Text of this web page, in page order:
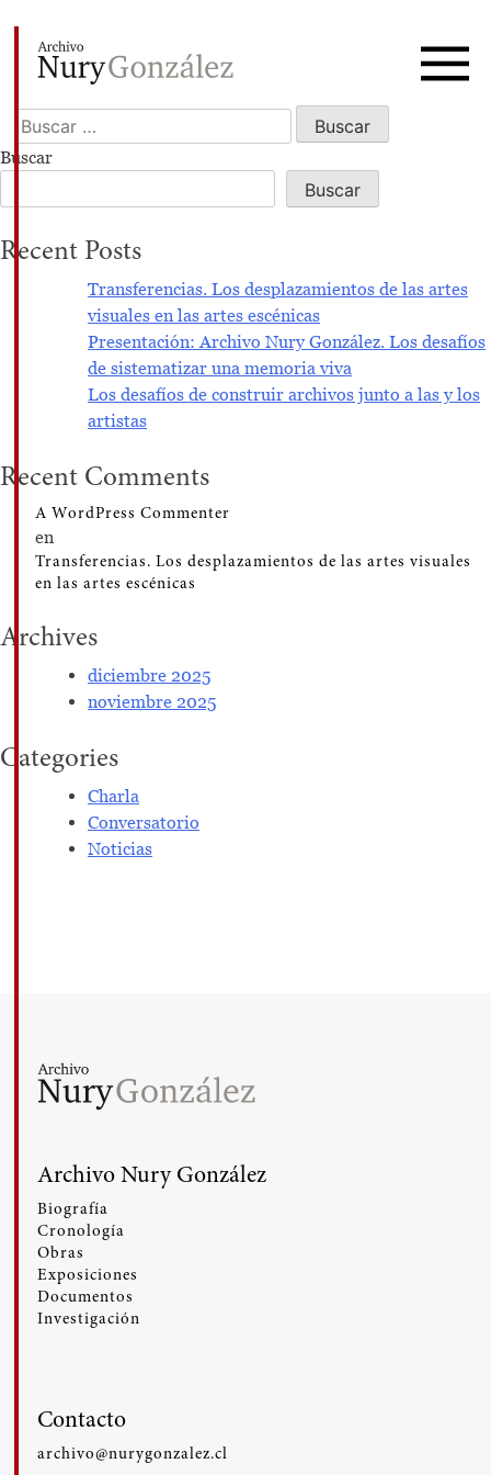
It seems we can’t find what you’re looking for. Perhaps
searching can help.
Buscar:
Buscar
Buscar
Recent Posts
Transferencias. Los desplazamientos de las artes
visuales en las artes escénicas
Presentación: Archivo Nury González. Los desafíos
de sistematizar una memoria viva
Los desafíos de construir archivos junto a las y los
artistas
Recent Comments
A WordPress Commenter
en
Transferencias. Los desplazamientos de las artes visuales
en las artes escénicas
Archives
diciembre 2025
noviembre 2025
Categories
Charla
Conversatorio
Noticias
Archivo Nury González
Biografía
Cronología
Obras
Exposiciones
Documentos
Investigación
Contacto
archivo@nurygonzalez.cl